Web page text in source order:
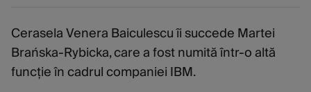
Cerasela Venera Baiculescu îi succede Martei
Brańska-Rybicka, care a fost numită într-o altă
funcție în cadrul companiei IBM.